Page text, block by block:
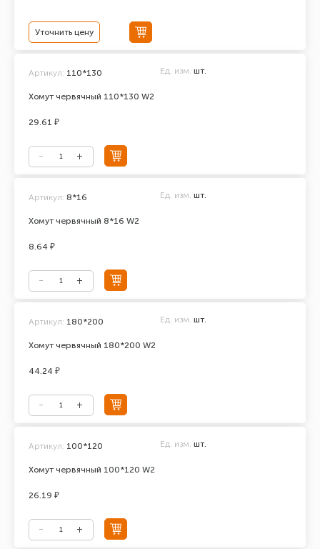
Уточнить цену
Хомут червячный 110*130 W2
Артикул: 110*130 Ед. изм. шт.
29.61 ₽
Хомут червячный 8*16 W2
Артикул: 8*16 Ед. изм. шт.
8.64 ₽
Хомут червячный 180*200 W2
Артикул: 180*200 Ед. изм. шт.
44.24 ₽
Хомут червячный 100*120 W2
Артикул: 100*120 Ед. изм. шт.
26.19 ₽